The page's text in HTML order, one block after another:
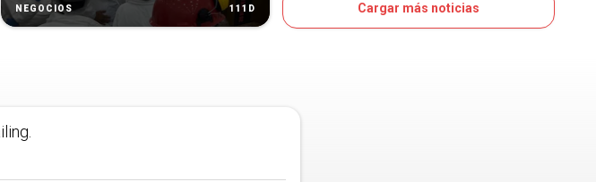
NEGOCIOS 111D JUDICIALESCargar más noticias